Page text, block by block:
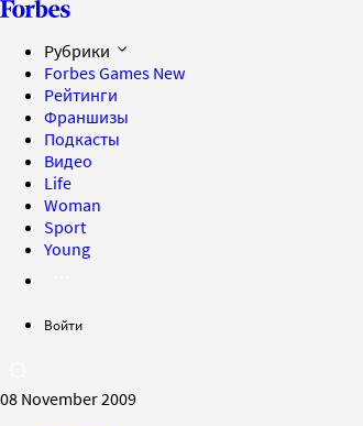
Рубрики
Forbes Games New
Рейтинги
Франшизы
Подкасты
Видео
Life
Woman
Sport
Young
Войти
08 November 2009